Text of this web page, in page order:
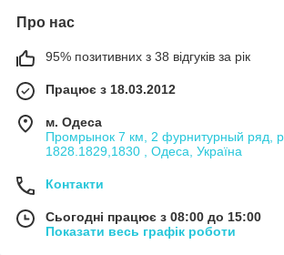
Про нас
95% позитивних з 38 відгуків за рік
Працює з 18.03.2012
м. Одеса
Промрынок 7 км, 2 фурнитурный ряд,
1828.1829,1830 , Одеса, Україна
Контакти
Сьогодні працює з 08:00 до 15:00
Показати весь графік роботи